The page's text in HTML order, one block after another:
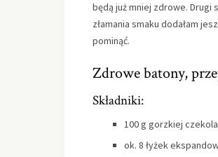
będą już mniej zdrowe. Drugi
złamania smaku dodałam
pominąć.
Zdrowe batony,
Składniki:
100 g gorzkiej
ok. 8 łyżek